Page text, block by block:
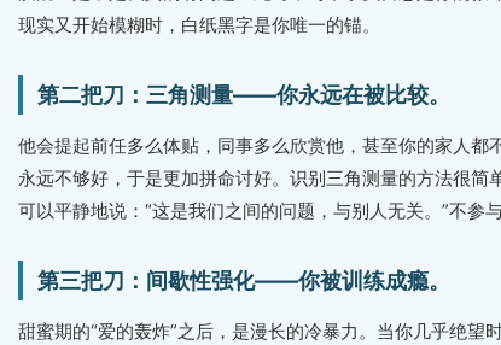
现实又开始模糊时，白纸黑字是你唯一的锚。
第二把刀：三角测量——你永远在被比较。
他会提起前任多么体贴，同事多么欣赏他，甚至你的家人
永远不够好，于是更加拼命讨好。识别三角测量的方法很简
可以平静地说：“这是我们之间的问题，与别人无关。”不参
第三把刀：间歇性强化——你被训练成瘾。
甜蜜期的“爱的轰炸”之后，是漫长的冷暴力。当你几乎绝